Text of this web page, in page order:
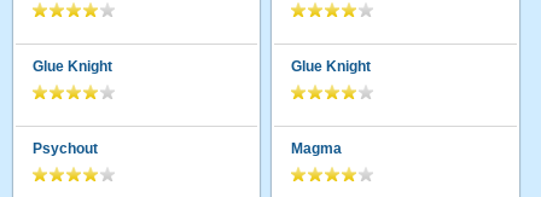
Glue Knight
Psychout
Glue Knight
Magma